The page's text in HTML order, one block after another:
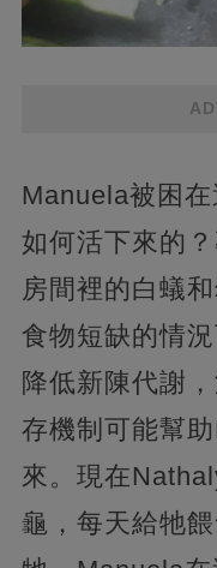
Manuela被困
如何活下來的
房間裡的白蟻
食物短缺的情
降低新陳代謝
存機制可能幫
來。現在
龜，每天給牠